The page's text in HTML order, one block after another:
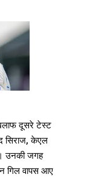
दूसरे टेस्ट
सिराज, केएल
उनकी जगह
गिल वापस आए